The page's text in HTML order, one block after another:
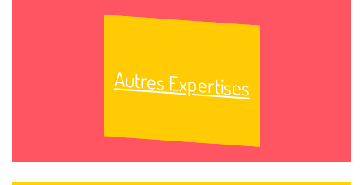
Autres Expertises